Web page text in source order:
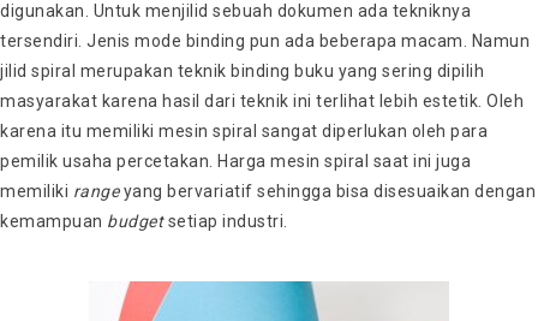
digunakan. Untuk menjilid sebuah dokumen ada tekniknya
tersendiri. Jenis mode binding pun ada beberapa macam. Namun
jilid spiral merupakan teknik binding buku yang sering dipilih
masyarakat karena hasil dari teknik ini terlihat lebih estetik. Oleh
karena itu memiliki mesin spiral sangat diperlukan oleh para
pemilik usaha percetakan.
Harga mesin spiral saat ini juga
memiliki rangeyang bervariatif sehingga bisa disesuaikan dengan
kemampuan budgetsetiap industri.